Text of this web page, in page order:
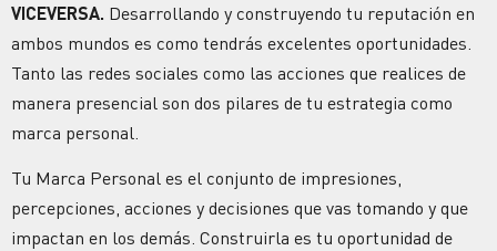
VICEVERSA. Desarrollando y construyendo tu reputación en
ambos mundos es como tendrás excelentes oportunidades.
Tanto las redes sociales como las acciones que realices de
manera presencial son dos pilares de tu estrategia como
marca personal.
Tu Marca Personal es el conjunto de impresiones,
percepciones, acciones y decisiones que vas tomando y que
impactan en los demás. Construirla es tu oportunidad de